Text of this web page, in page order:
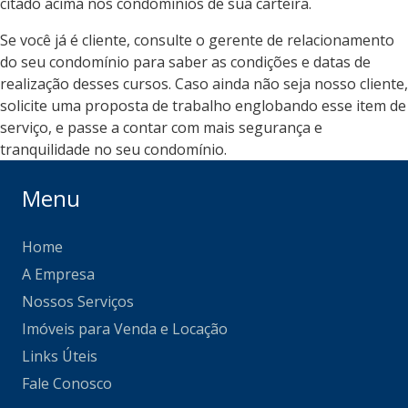
Se você já é cliente, consulte o gerente de relacionamento
do seu condomínio para saber as condições e datas de
realização desses cursos. Caso ainda não seja nosso cliente,
solicite uma proposta de trabalho englobando esse item de
serviço, e passe a contar com mais segurança e
tranquilidade no seu condomínio.
Menu
Home
A Empresa
Nossos Serviços
Imóveis para Venda e Locação
Links Úteis
Fale Conosco